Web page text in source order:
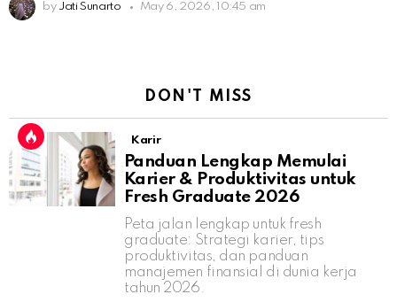
by Jati Sunarto May 6, 2026, 10:45 am
DON'T MISS
Karir
Panduan Lengkap Memulai
Karier & Produktivitas untuk
Fresh Graduate 2026
Peta jalan lengkap untuk fresh
graduate: Strategi karier, tips
produktivitas, dan panduan
manajemen finansial di dunia kerja
tahun 2026.